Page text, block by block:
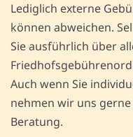
Lediglich externe
können abweichen.
Sie ausführlich über
Auch wenn Sie
nehmen wir uns
Beratung.